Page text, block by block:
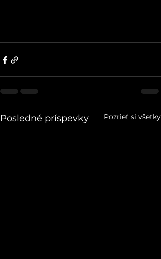
Posledné príspevky Pozrieť si všetky